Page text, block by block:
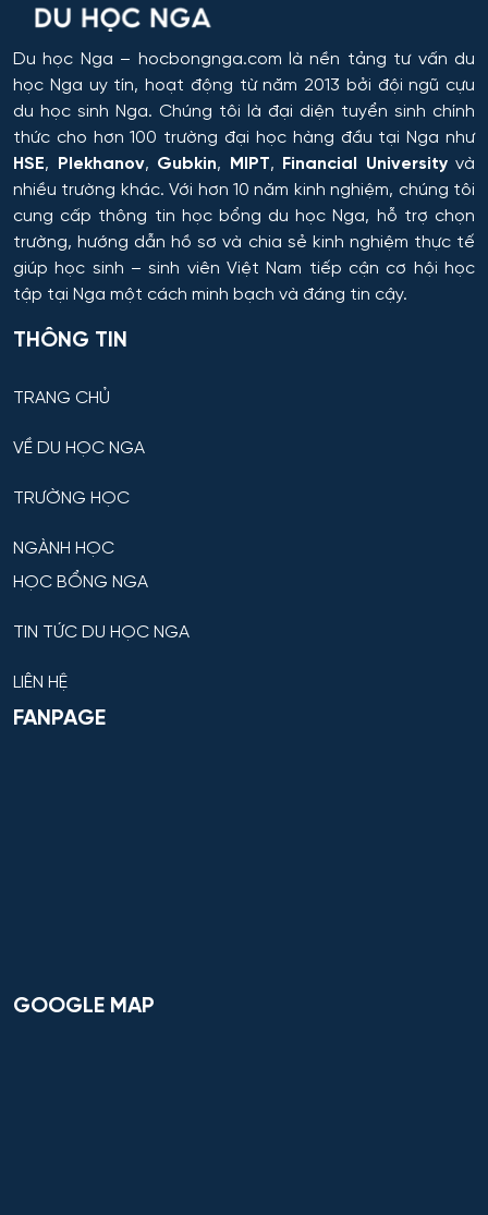
Du học Nga – hocbongnga.com là nền tảng tư vấn du
học Nga uy tín, hoạt động từ năm 2013 bởi đội ngũ cựu
du học sinh Nga. Chúng tôi là đại diện tuyển sinh chính
thức cho hơn 100 trường đại học hàng đầu tại Nga như
HSE, Plekhanov, Gubkin, MIPT, Financial Universityvà
nhiều trường khác. Với hơn 10 năm kinh nghiệm, chúng tôi
cung cấp thông tin học bổng du học Nga, hỗ trợ chọn
trường, hướng dẫn hồ sơ và chia sẻ kinh nghiệm thực tế
giúp học sinh – sinh viên Việt Nam tiếp cận cơ hội học
tập tại Nga một cách minh bạch và đáng tin cậy.
THÔNG TIN
TRANG CHỦ
VỀ DU HỌC NGA
TRƯỜNG HỌC
NGÀNH HỌC
HỌC BỔNG NGA
TIN TỨC DU HỌC NGA
LIÊN HỆ
FANPAGE
GOOGLE MAP